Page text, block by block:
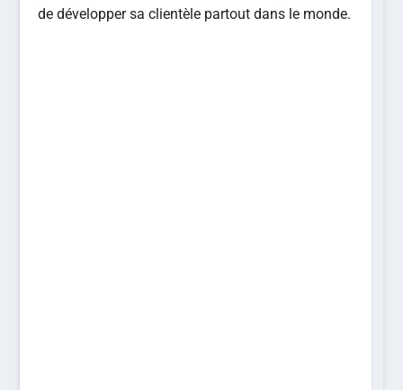
de développer sa clientèle partout dans le monde.